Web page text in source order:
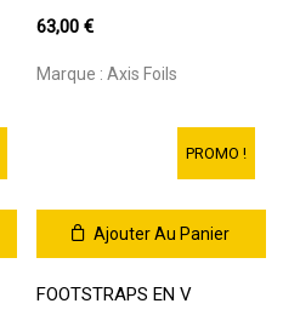
63,00€
Marque :Axis Foils
PROMO !
Ajouter Au Panier
FOOTSTRAPS EN V